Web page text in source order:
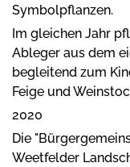
Symbolpflanzen.
Im gleichen Jahr
Ableger aus dem
begleitend zum
Feige und
2020
Die
Weetfelder